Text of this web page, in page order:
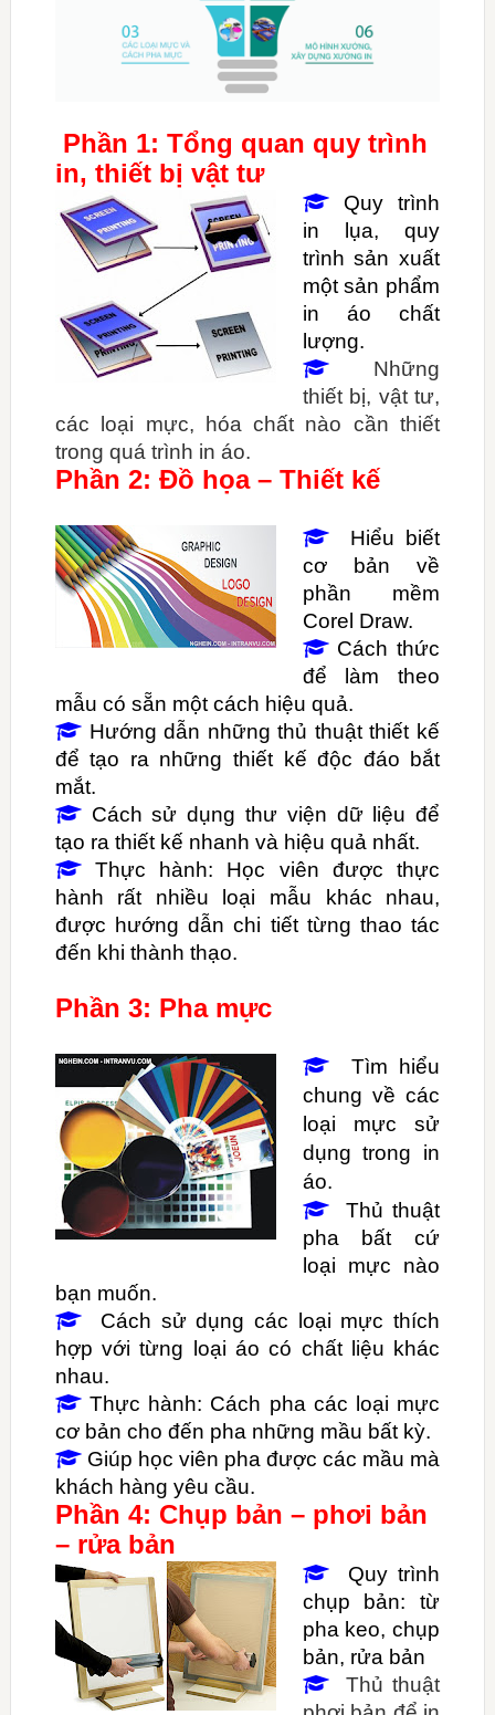
Phần 1: Tổng quan quy trình
in, thiết bị vật tư

Quy trình
in lụa, quy
trình sản xuất
một sản phẩm
in áo chất
lượng.
Những
thiết bị, vật tư,
các loại mực, hóa chất nào cần thiết
trong quá trình in áo.
Phần 2: Đồ họa – Thiết kế

Hiểu biết
cơ bản về
phần mềm
Corel Draw.
Cách thức
để làm theo
mẫu có sẵn một cách hiệu quả.
Hướng dẫn những thủ thuật thiết kế
để tạo ra những thiết kế độc đáo bắt
mắt.
Cách sử dụng thư viện dữ liệu để
tạo ra thiết kế nhanh và hiệu quả nhất.
Thực hành: Học viên được thực
hành rất nhiều loại mẫu khác nhau,
được hướng dẫn chi tiết từng thao tác
đến khi thành thạo.
Phần 3: Pha mực

Tìm hiểu
chung về các
loại mực sử
dụng trong in
áo.
Thủ thuật
pha bất cứ
loại mực nào
bạn muốn.
Cách sử dụng các loại mực thích
hợp với từng loại áo có chất liệu khác
nhau.
Thực hành: Cách pha các loại mực
cơ bản cho đến pha những mầu bất kỳ.
Giúp học viên pha được các mầu mà
khách hàng yêu cầu.
Phần 4: Chụp bản – phơi bản
– rửa bản

Quy trình
chụp bản: từ
pha keo, chụp
bản, rửa bản
Thủ thuật